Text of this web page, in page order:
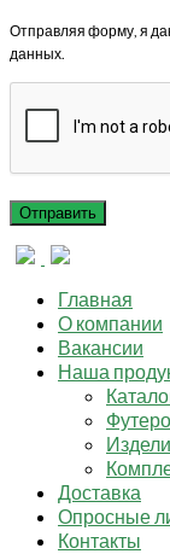
Отправляя форму, я
данных.
Главная
О компании
Вакансии
Наша
Доставка
Опросные
Контакты